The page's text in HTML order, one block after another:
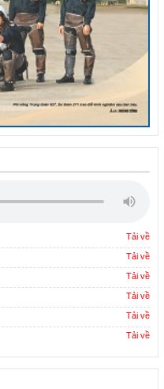
Tải về
Tải về
Tải về
Tải về
Tải về
Tải về